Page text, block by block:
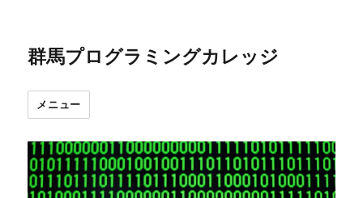
群馬プログラミングカレッジ
メニュー